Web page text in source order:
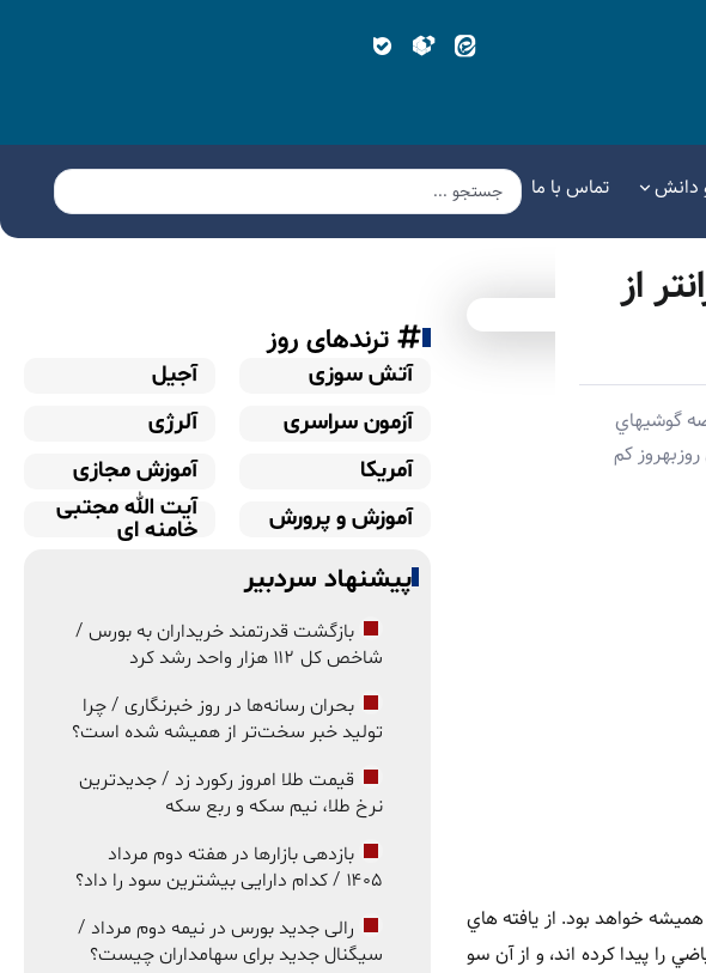
دانش تماس با ما
از
گوشيهاي
کم
خواهد بود. از يافته هاي
را پيدا کرده اند، و از آن سو
ترندهای روز
آتش سوزی
آجیل
آزمون سراسری
آلرژی
آمریکا
آموزش مجازی
آموزش و پرورش
آیت الله مجتبی
خامنه ای
پیشنهاد سردبیر
بازگشت قدرتمند خریداران به بورس /
شاخص کل ۱۱۲ هزار واحد رشد کرد
بحران رسانه‌ها در روز خبرنگاری / چرا
تولید خبر سخت‌تر از همیشه شده است؟
قیمت طلا امروز رکورد زد / جدیدترین
نرخ طلا، نیم سکه و ربع سکه
بازدهی بازارها در هفته دوم مرداد
۱۴۰۵ / کدام دارایی بیشترین سود را داد؟
رالی جدید بورس در نیمه دوم مرداد /
سیگنال جدید برای سهامداران چیست؟